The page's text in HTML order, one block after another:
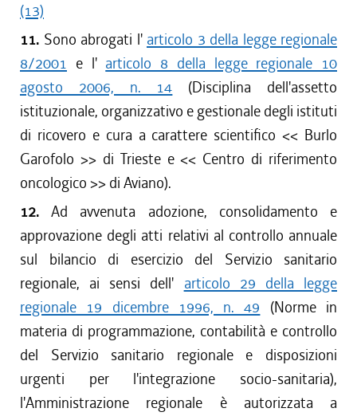
(13)
11. Sono abrogati l' articolo 3 della legge regionale
8/2001 e l' articolo 8 della legge regionale 10
agosto 2006, n. 14 (Disciplina dell'assetto
istituzionale, organizzativo e gestionale degli istituti
di ricovero e cura a carattere scientifico << Burlo
Garofolo >> di Trieste e << Centro di riferimento
oncologico >> di Aviano).
12.Ad avvenuta adozione, consolidamento e
approvazione degli atti relativi al controllo annuale
sul bilancio di esercizio del Servizio sanitario
regionale, ai sensi dell' articolo 29 della legge
regionale 19 dicembre 1996, n. 49 (Norme in
materia di programmazione, contabilità e controllo
del Servizio sanitario regionale e disposizioni
urgenti per l'integrazione socio-sanitaria),
l'Amministrazione regionale è autorizzata a